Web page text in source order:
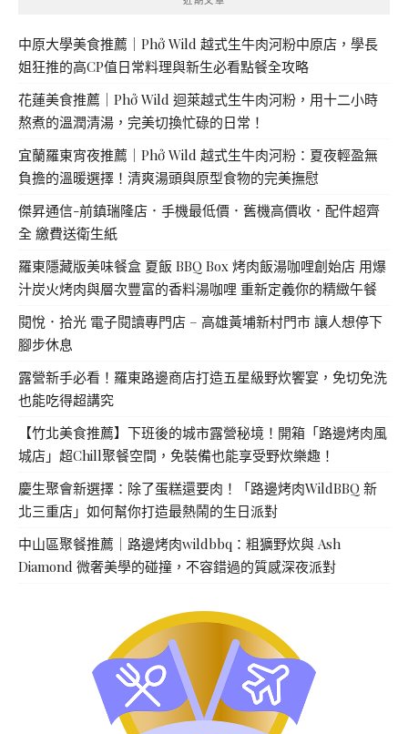
中原大學美食推薦｜Phở Wild 越式生牛肉河粉中原店，學長
姐狂推的高CP值日常料理與新生必看點餐全攻略
花蓮美食推薦｜Phở Wild 迴萊越式生牛肉河粉，用十二小時
熬煮的溫潤清湯，完美切換忙碌的日常！
宜蘭羅東宵夜推薦｜Phở Wild 越式生牛肉河粉：夏夜輕盈無
負擔的溫暖選擇！清爽湯頭與原型食物的完美撫慰
傑昇通信-前鎮瑞隆店．手機最低價．舊機高價收．配件超齊
全 繳費送衛生紙
羅東隱藏版美味餐盒 夏飯 BBQ Box 烤肉飯湯咖哩創始店 用爆
汁炭火烤肉與層次豐富的香料湯咖哩 重新定義你的精緻午餐
閱悅．拾光 電子閱讀專門店 – 高雄黃埔新村門市 讓人想停下
腳步休息
露營新手必看！羅東路邊商店打造五星級野炊饗宴，免切免洗
也能吃得超講究
【竹北美食推薦】下班後的城市露營秘境！開箱「路邊烤肉風
城店」超Chill聚餐空間，免裝備也能享受野炊樂趣！
慶生聚會新選擇：除了蛋糕還要肉！「路邊烤肉WildBBQ 新
北三重店」如何幫你打造最熱鬧的生日派對
中山區聚餐推薦｜路邊烤肉wildbbq：粗獷野炊與 Ash
Diamond 微奢美學的碰撞，不容錯過的質感深夜派對